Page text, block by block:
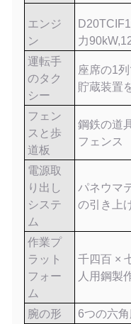
エンジ
ン
力
運転手
のタク
シー
座席の1
貯蔵装置
フェン
スと歩
道板
鋼鉄の道
フェンス
電源取
り出し
システ
ム
パネウマ
の引き上
作業プ
ラット
フォー
ム
千四百 ×
人用鋼製
腕の形
6つの六